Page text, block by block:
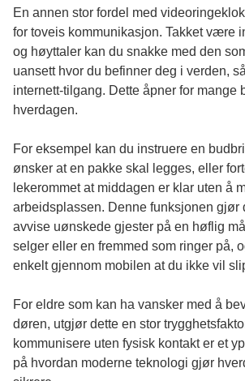
En annen stor fordel med
for toveis kommunikasjon. Takket være
og høyttaler kan du snakke med den
uansett hvor du befinner deg i verden,
internett-tilgang. Dette åpner for mange
hverdagen.
For eksempel kan du instruere en
ønsker at en pakke skal legges, eller
lekerommet at middagen er klar uten å
arbeidsplassen. Denne funksjonen gjør
avvise uønskede gjester på en høflig
selger eller en fremmed som ringer på,
enkelt gjennom mobilen at du ikke vil
For eldre som kan ha vansker med å
døren, utgjør dette en stor
kommunisere uten fysisk kontakt er et
på hvordan moderne teknologi gjør